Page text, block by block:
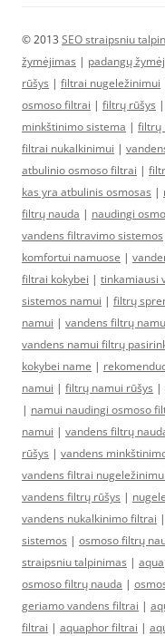
© 2013 SEO straipsniu
žymėjimas | padangų
rūšys | filtrai nugeležinimui
osmoso filtrai | filtrų rūšys |
minkštinimo sistema | filtrų
filtrai nukalkinimui |
atbulinio osmoso filtrai |
kas yra atbulinis osmosas |
filtrų nauda | naudingi
vandens filtravimo sistemos
komfortui namuose |
filtrai kokybei | tinkamiausi
sistemos namui | filtrų
namui | vandens filtrų
vandens namui filtrų
kokybei name |
namui | filtrų namui rūšys |
| namui naudingi osmoso
namui | vandens filtrų
rūšys | vandens
vandens filtrai nugeležinimui
vandens filtrų rūšys |
vandens nukalkinimo filtrai |
sistemos | osmoso filtrų
straipsniu talpinimas |
osmoso filtrų nauda |
geriamo vandens filtrai |
filtrai | aquaphor filtrai |